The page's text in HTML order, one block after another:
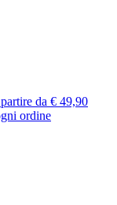
da € 49,90
ordine